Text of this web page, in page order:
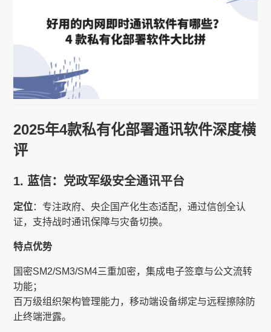
2025年4款私有化部署通讯软件深度横
评
1. 蓝信：党政军级安全通讯平台
定位：专注政府、央企国产化生态适配，通过信创全认
证，支持战时通讯保障与灾备切换。
特点优势
国密SM2/SM3/SM4三重加密，集成电子签章与公文流转
功能；
百万级组织架构管理能力，移动端设备绑定与远程擦除防
止终端泄露。